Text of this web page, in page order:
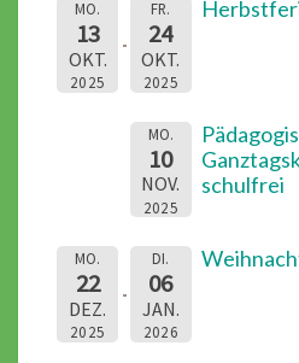
MO.
13
OKT.
2025
FR.
24
OKT.
2025
MO.
10
NOV.
2025
schulfrei
MO.
22
DEZ.
2025
DI.
06
JAN.
2026